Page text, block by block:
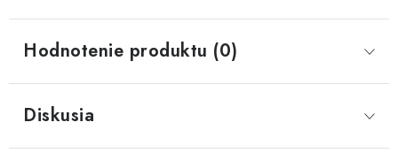
Hodnotenie produktu (0)
Diskusia